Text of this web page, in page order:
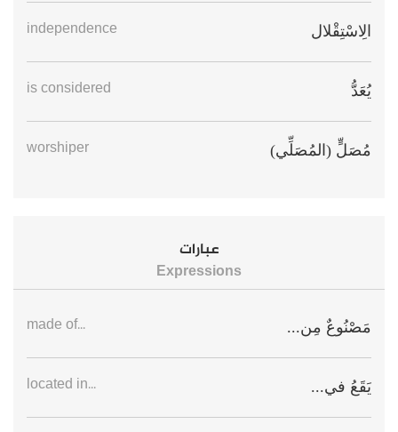
الِاسْتِقْلال independence
يُعَدُّ is considered
مُصَلٍّ (المُصَلِّي) worshiper
عبارات
Expressions
مَصْنُوعٌ مِن... made of...
يَقَعُ في... located in...